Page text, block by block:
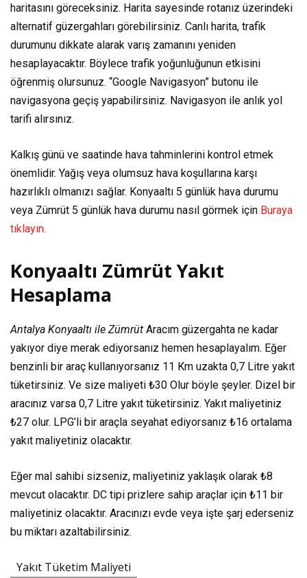
haritasını göreceksiniz. Harita sayesinde rotanız üzerindeki
alternatif güzergahları görebilirsiniz. Canlı harita, trafik
durumunu dikkate alarak varış zamanını yeniden
hesaplayacaktır. Böylece trafik yoğunluğunun etkisini
öğrenmiş olursunuz. “Google Navigasyon” butonu ile
navigasyona geçiş yapabilirsiniz. Navigasyon ile anlık yol
tarifi alırsınız.
Kalkış günü ve saatinde hava tahminlerini kontrol etmek
önemlidir. Yağış veya olumsuz hava koşullarına karşı
hazırlıklı olmanızı sağlar. Konyaaltı 5 günlük hava durumu
veya Zümrüt 5 günlük hava durumu nasıl görmek için Buraya
tıklayın.
Konyaaltı Zümrüt Yakıt
Hesaplama
Antalya Konyaaltı ile Zümrüt Aracım güzergahta ne kadar
yakıyor diye merak ediyorsanız hemen hesaplayalım. Eğer
benzinli bir araç kullanıyorsanız 11 Km uzakta 0,7 Litre yakıt
tüketirsiniz. Ve size maliyeti ₺30 Olur böyle şeyler. Dizel bir
aracınız varsa 0,7 Litre yakıt tüketirsiniz. Yakıt maliyetiniz
₺27 olur. LPG’li bir araçla seyahat ediyorsanız ₺16 ortalama
yakıt maliyetiniz olacaktır.
Eğer mal sahibi sizseniz, maliyetiniz yaklaşık olarak ₺8
mevcut olacaktır. DC tipi prizlere sahip araçlar için ₺11 bir
maliyetiniz olacaktır. Aracınızı evde veya işte şarj ederseniz
bu miktarı azaltabilirsiniz.
Yakıt Tüketim Maliyeti